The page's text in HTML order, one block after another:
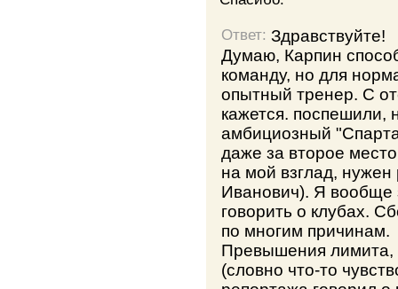
Ответ:Здравствуйте!
Думаю, Карпин
команду, но для
опытный тренер. С
кажется.
амбициозный
даже за второе
на мой взглад,
Иванович). Я вообще
говорить о клубах.
по многим причинам.
Превышения лимита,
(словно что-то